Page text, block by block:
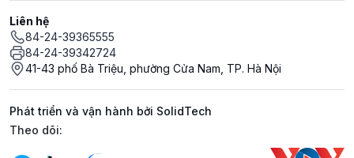
Liên hệ
84-24-39365555
84-24-39342724
41-43 phố Bà Triệu, phường Cửa Nam, TP. Hà Nội
Phát triển và vận hành bởi SolidTech
Mạng xã hội
Theo dõi: